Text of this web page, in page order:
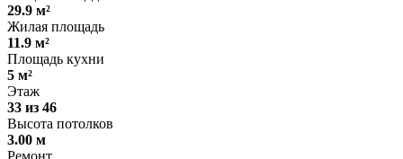
29.9 м²
Жилая площадь
11.9 м²
Площадь кухни
5 м²
Этаж
33 из 46
Высота потолков
3.00 м
Ремонт